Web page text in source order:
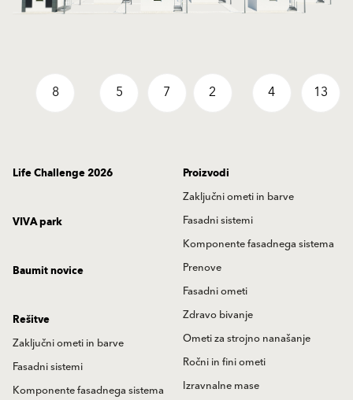
2 4
5 7
8 13
Life Challenge 2026
Proizvodi
Zaključni ometi in barve
Fasadni sistemi
Komponente fasadnega sistema
Prenove
Fasadni ometi
Zdravo bivanje
Ometi za strojno nanašanje
Ročni in fini ometi
Izravnalne mase
VIVA park
Baumit novice
Rešitve
Zaključni ometi in barve
Fasadni sistemi
Komponente fasadnega sistema